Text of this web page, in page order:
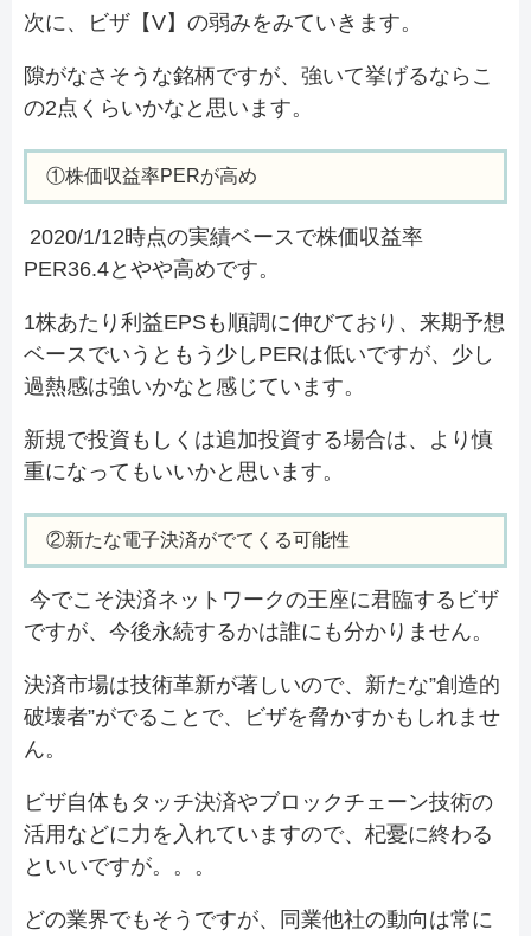
次に、ビザ【V】の弱みをみていきます。
隙がなさそうな銘柄ですが、強いて挙げるならこ
の2点くらいかなと思います。
①株価収益率PERが高め
2020/1/12時点の実績ベースで株価収益率
PER36.4とやや高めです。
1株あたり利益EPSも順調に伸びており、来期予想
ベースでいうともう少しPERは低いですが、少し
過熱感は強いかなと感じています。
新規で投資もしくは追加投資する場合は、より慎
重になってもいいかと思います。
②新たな電子決済がでてくる可能性
今でこそ決済ネットワークの王座に君臨するビザ
ですが、今後永続するかは誰にも分かりません。
決済市場は技術革新が著しいので、新たな”創造的
破壊者”がでることで、ビザを脅かすかもしれませ
ん。
ビザ自体もタッチ決済やブロックチェーン技術の
活用などに力を入れていますので、杞憂に終わる
といいですが。。。
どの業界でもそうですが、同業他社の動向は常に